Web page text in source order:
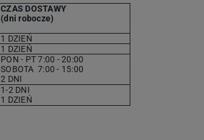
CZAS DOSTAWY
(dni robocze)
1 DZIEŃ
1 DZIEŃ
PON - PT 7:00 - 20:00
SOBOTA 7:00 - 15:00
2 DNI
1-2 DNI
1 DZIEŃ